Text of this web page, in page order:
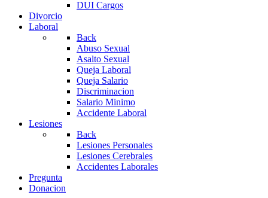
DUI Cargos
Divorcio
Laboral
Back
Abuso Sexual
Asalto Sexual
Queja Laboral
Queja Salario
Discriminacion
Salario Minimo
Accidente Laboral
Lesiones
Back
Lesiones Personales
Lesiones Cerebrales
Accidentes Laborales
Pregunta
Donacion